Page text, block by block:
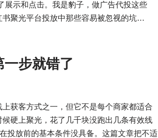
展示和点击。我是豹子，做广告代投这些
聚光平台投放中那些容易被忽视的坑…
步就错了
获客方式之一，但它不是每个商家都适合
硬上聚光，花了几千块没跑出几条有效线
投放前的基本条件没具备。这篇文章把不适